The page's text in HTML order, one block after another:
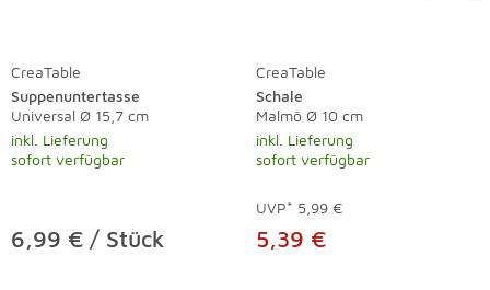
CreaTable
Suppenuntertasse
Universal Ø 15,7 cm
inkl. Lieferung
sofort verfügbar
6,99 € / Stück
CreaTable
Schale
Malmö Ø 10 cm
inkl. Lieferung
sofort verfügbar
UVP* 5,99 €
5,39 €